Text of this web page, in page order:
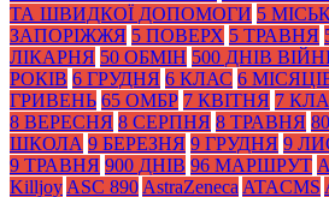
ТА ШВИДКОЇ ДОПОМОГИ 5
ЗАПОРІЖЖЯ 5 ПОВЕРХ 5 ТРАВНЯ
ЛІКАРНЯ 50 ОБМІН 500 ДНІВ
РОКІВ 6 ГРУДНЯ 6 КЛАС 6
ГРИВЕНЬ 65 ОМБР 7 КВІТНЯ 7
8 ВЕРЕСНЯ 8 СЕРПНЯ 8 ТРАВНЯ
ШКОЛА 9 БЕРЕЗНЯ 9 ГРУДНЯ 9
9 ТРАВНЯ 900 ДНІВ 96 МАРШРУТ
KilljoyASC 890AstraZenecaATACMS